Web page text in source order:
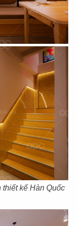
kế Hàn Quốc
DIMSUM
Australia